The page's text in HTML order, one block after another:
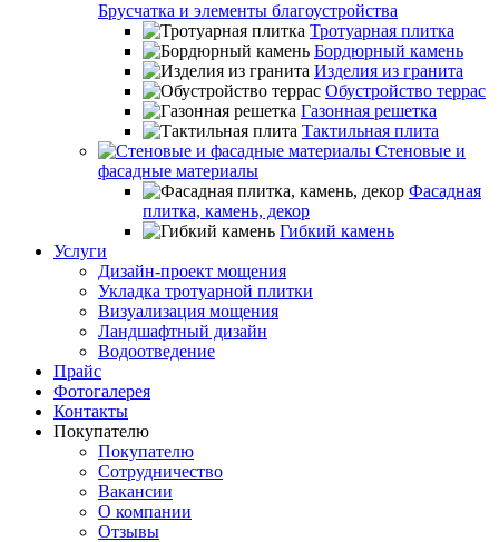
Брусчатка и элементы благоустройства
Тротуарная плитка
Бордюрный камень
Изделия из гранита
Обустройство террас
Газонная решетка
Тактильная плита
Стеновые и
фасадные материалы
Фасадная
плитка, камень, декор
Гибкий камень
Услуги
Дизайн-проект мощения
Укладка тротуарной плитки
Визуализация мощения
Ландшафтный дизайн
Водоотведение
Прайс
Фотогалерея
Контакты
Покупателю
Покупателю
Сотрудничество
Вакансии
О компании
Отзывы